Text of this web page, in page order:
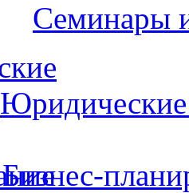
Семинары
Юридические
Бизнес-